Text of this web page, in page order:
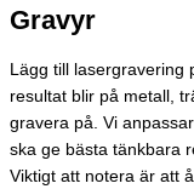
Gravyr
Lägg till lasergravering
resultat blir på metall,
gravera på. Vi
ska ge bästa tänkbara
Viktigt att notera är att